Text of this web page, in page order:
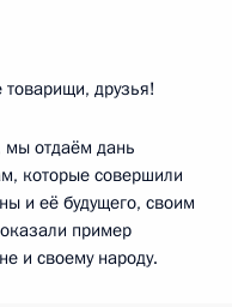
друзья!
мы отдаём дань
которые совершили
и её будущего, своим
пример
и своему народу.